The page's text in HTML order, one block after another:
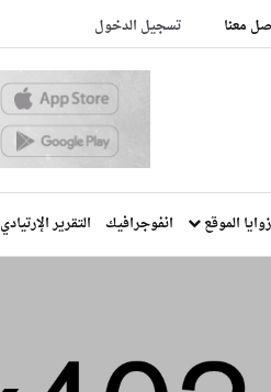
معنا تسجيل الدخول
زوايا الموقع انفوجرافيك التقرير الإرتيادي